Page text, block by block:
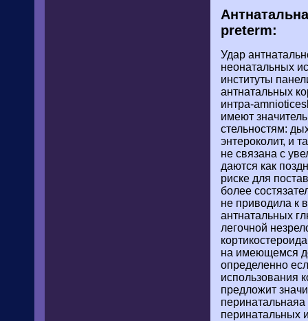
preterm:
Удар
неонатальных
институты
антнатальных
интра-
имеют
стельностям:
энтероколит, и
не связана с
даются как
риске для
более
не приводила к
антнатальных
легочной
на имеющемся
определенно
использования
предложит
перинатальнаяа
перинатальных